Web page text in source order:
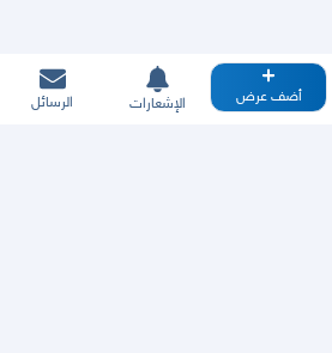
أضف عرض الإشعارات الرسائل